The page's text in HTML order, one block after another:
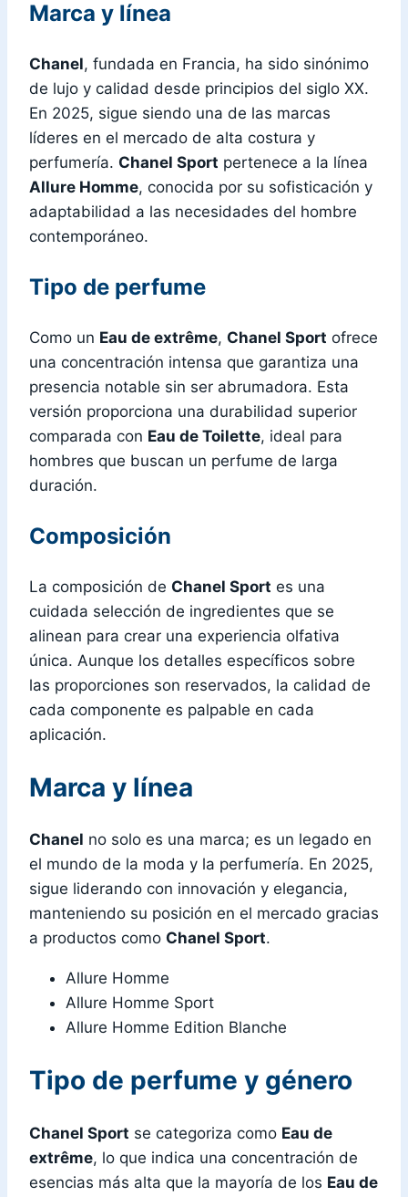
Marca y línea
Chanel, fundada en Francia, ha sido sinónimo
de lujo y calidad desde principios del siglo XX.
En 2025, sigue siendo una de las marcas
líderes en el mercado de alta costura y
perfumería. Chanel Sport pertenece a la línea
Allure Homme, conocida por su sofisticación y
adaptabilidad a las necesidades del hombre
contemporáneo.
Tipo de perfume
Como un Eau de extrême, Chanel Sport ofrece
una concentración intensa que garantiza una
presencia notable sin ser abrumadora. Esta
versión proporciona una durabilidad superior
comparada con Eau de Toilette, ideal para
hombres que buscan un perfume de larga
duración.
Composición
La composición de Chanel Sport es una
cuidada selección de ingredientes que se
alinean para crear una experiencia olfativa
única. Aunque los detalles específicos sobre
las proporciones son reservados, la calidad de
cada componente es palpable en cada
aplicación.
Marca y línea
Chanel no solo es una marca; es un legado en
el mundo de la moda y la perfumería. En 2025,
sigue liderando con innovación y elegancia,
manteniendo su posición en el mercado gracias
a productos como Chanel Sport.
Allure Homme
Allure Homme Sport
Allure Homme Edition Blanche
Tipo de perfume y género
Chanel Sport se categoriza como Eau de
extrême, lo que indica una concentración de
esencias más alta que la mayoría de los Eau de